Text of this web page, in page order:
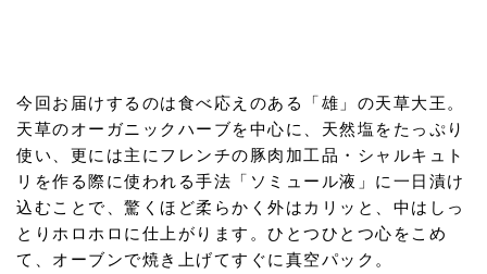
今回お届けするのは食べ応えのある「雄」の天草大王。
天草のオーガニックハーブを中心に、天然塩をたっぷり
使い、更には主にフレンチの豚肉加工品・シャルキュト
リを作る際に使われる手法「ソミュール液」に一日漬け
込むことで、驚くほど柔らかく外はカリッと、中はしっ
とりホロホロに仕上がります。ひとつひとつ心をこめ
て、オーブンで焼き上げてすぐに真空パック。